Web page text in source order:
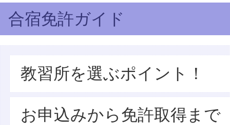
合宿免許ガイド
教習所を選ぶポイント！
お申込みから免許取得まで